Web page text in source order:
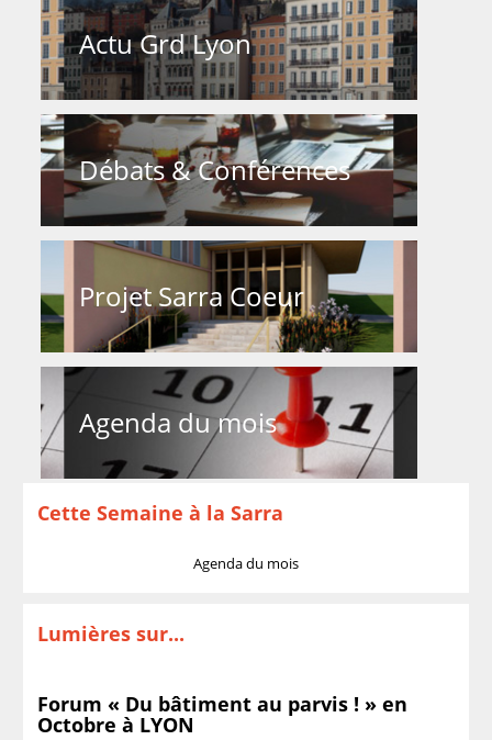
Actu Grd Lyon
Débats & Conférences
Projet Sarra Coeur
Agenda du mois
Cette Semaine à la Sarra
Agenda du mois
Lumières sur...
Forum « Du bâtiment au parvis ! » en
Octobre à LYON